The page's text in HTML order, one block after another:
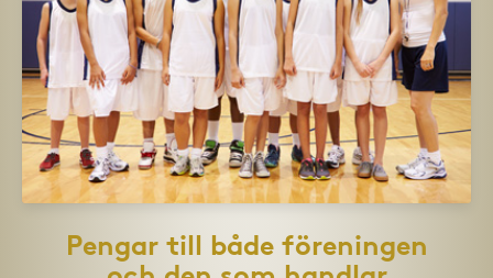
Pengar till både föreningen